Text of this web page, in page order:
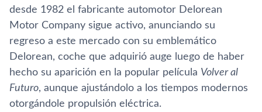
desde 1982 el fabricante automotor Delorean
Motor Company sigue activo, anunciando su
regreso a este mercado con su emblemático
Delorean, coche que adquirió auge luego de haber
hecho su aparición en la popular película Volver al
Futuro, aunque ajustándolo a los tiempos modernos
otorgándole propulsión eléctrica.